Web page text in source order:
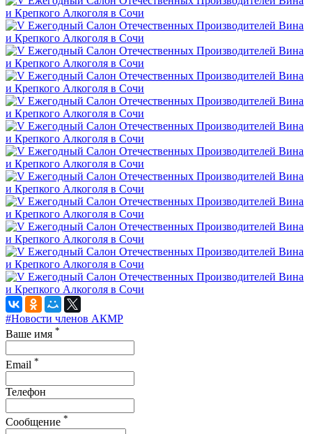
#Новости членов АКМР
Ваше имя *
Email *
Телефон
Сообщение *